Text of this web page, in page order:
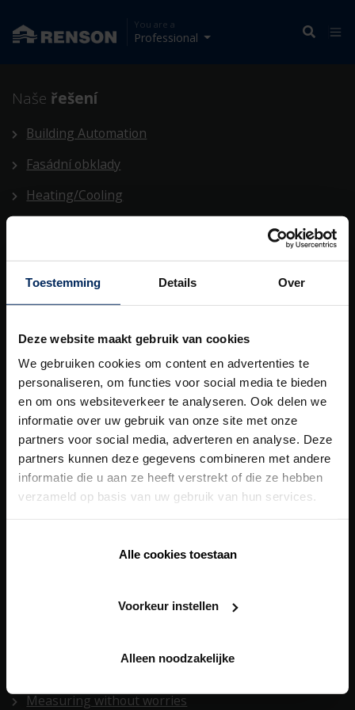
Toestemming Details Over
Deze website maakt gebruik van cookies
We gebruiken cookies om content en advertenties te
personaliseren, om functies voor social media te bieden
en om ons websiteverkeer te analyseren. Ook delen we
informatie over uw gebruik van onze site met onze
partners voor social media, adverteren en analyse. Deze
partners kunnen deze gegevens combineren met andere
informatie die u aan ze heeft verstrekt of die ze hebben
verzameld op basis van uw gebruik van hun services.
Alle cookies toestaan
Voorkeur instellen
Alleen noodzakelijke
You are a
Professional
Naše řešení
Building Automation
Fasádní obklady
Heating/Cooling
Stínění
Ventilace
Koncepce pro zdravotnická zařízení
Koncepce pro zdravou školu
Koncepce pro zdravý domov
Koncepce pro zdravé bydlení
General sales conditions
Measuring without worries